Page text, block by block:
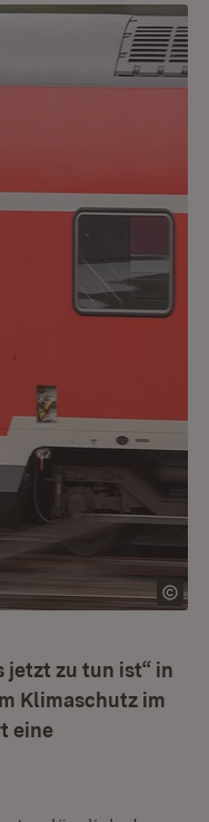
jetzt zu tun ist“ in
Klimaschutz im
eine